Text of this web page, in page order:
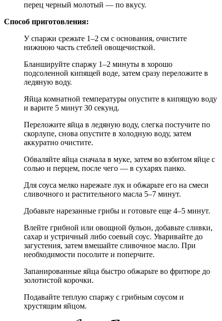
перец черный молотый — по вкусу.
Способ приготовления:
У спаржи срежьте 1–2 см с основания, очистите
нижнюю часть стеблей овощечисткой.
Бланшируйте спаржу 1–2 минуты в хорошо
подсоленной кипящей воде, затем сразу переложите в
ледяную воду.
Яйца комнатной температуры опустите в кипящую воду
и варите 5 минут 30 секунд.
Переложите яйца в ледяную воду, слегка постучите по
скорлупе, снова опустите в холодную воду, затем
аккуратно очистите.
Обваляйте яйца сначала в муке, затем во взбитом яйце с
солью и перцем, после чего — в сухарях панко.
Для соуса мелко нарежьте лук и обжарьте его на смеси
сливочного и растительного масла 5–7 минут.
Добавьте нарезанные грибы и готовьте еще 4–5 минут.
Влейте грибной или овощной бульон, добавьте сливки,
сахар и устричный либо соевый соус. Уваривайте до
загустения, затем вмешайте сливочное масло. При
необходимости посолите и поперчите.
Запанированные яйца быстро обжарьте во фритюре до
золотистой корочки.
Подавайте теплую спаржу с грибным соусом и
хрустящим яйцом.